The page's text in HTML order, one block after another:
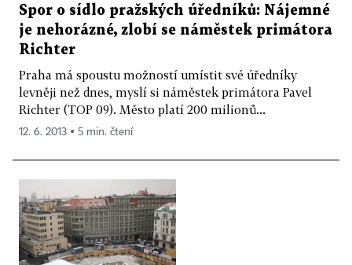
Spor o sídlo pražských úředníků: Nájemné
je nehorázné, zlobí se náměstek primátora
Richter
Praha má spoustu možností umístit své úředníky
levněji než dnes, myslí si náměstek primátora Pavel
Richter (TOP 09). Město platí 200 milionů...
12. 6. 2013 ▪ 5 min. čtení